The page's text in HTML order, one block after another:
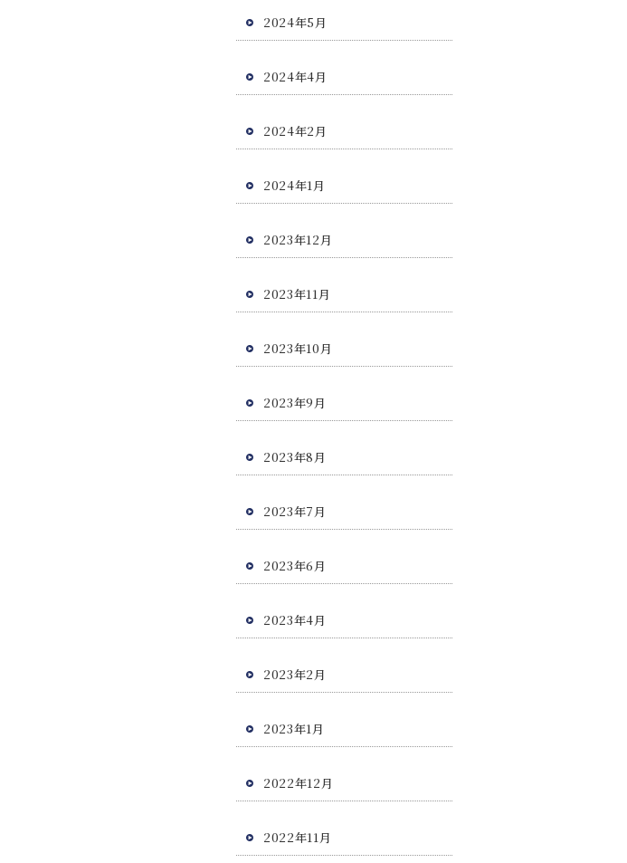
2024年5月
2024年4月
2024年2月
2024年1月
2023年12月
2023年11月
2023年10月
2023年9月
2023年8月
2023年7月
2023年6月
2023年4月
2023年2月
2023年1月
2022年12月
2022年11月